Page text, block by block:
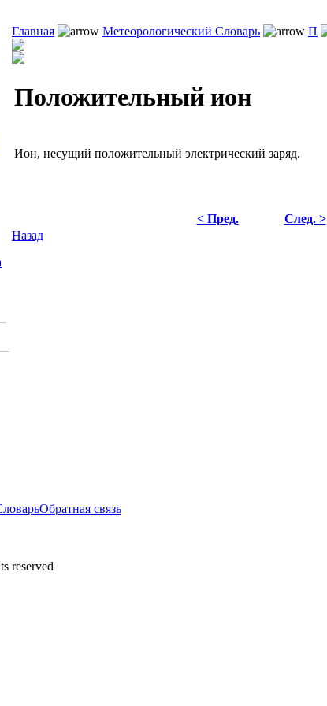
Главная Метеорологический Словарь П
Положительный ион
Ион, несущий положительный электрический заряд.
< Пред.
След. >
Назад
Обратная связь
reserved